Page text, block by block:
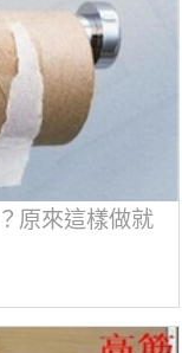
原來這樣做就